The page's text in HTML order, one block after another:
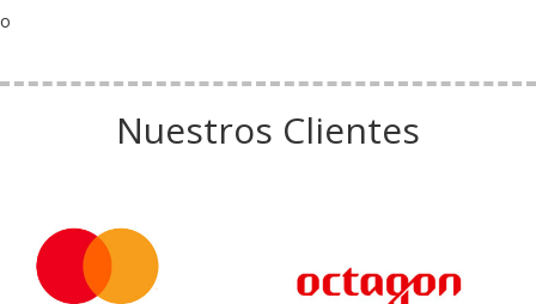
o
Nuestros Clientes